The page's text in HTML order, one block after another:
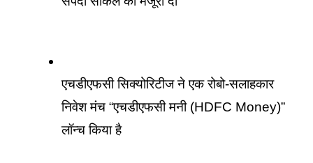
एचडीएफसी सिक्योरिटीज ने एक रोबो-सलाहकार
निवेश मंच “एचडीएफसी मनी (HDFC Money)”
लॉन्च किया है